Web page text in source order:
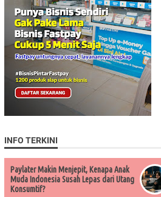
INFO TERKINI
Paylater Makin Menjepit, Kenapa Anak
Muda Indonesia Susah Lepas dari Utang
Konsumtif?